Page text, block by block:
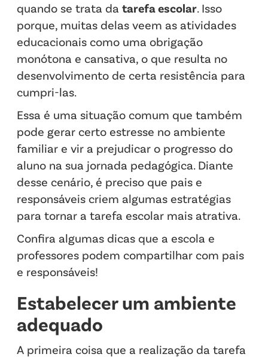
quando se trata da tarefa escolar. Isso
porque, muitas delas veem as atividades
educacionais como uma obrigação
monótona e cansativa, o que resulta no
desenvolvimento de certa resistência para
cumpri-las.
Essa é uma situação comum que também
pode gerar certo estresse no ambiente
familiar e vir a prejudicar o progresso do
aluno na sua jornada pedagógica. Diante
desse cenário, é preciso que pais e
responsáveis criem algumas estratégias
para tornar a tarefa escolar mais atrativa.
Confira algumas dicas que a escola e
professores podem compartilhar com pais
e responsáveis!
Estabelecer um ambiente
adequado
A primeira coisa que a realização da tarefa